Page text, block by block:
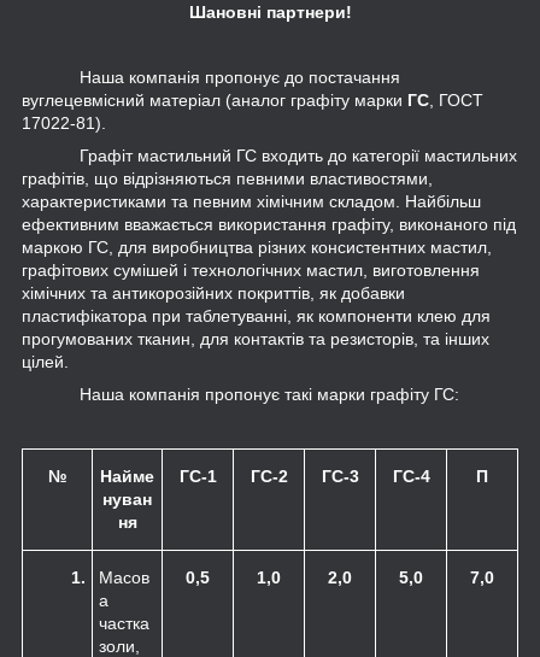
Шановні партнери!
Наша компанія пропонує до постачання
вуглецевмісний матеріал (аналог графіту марки ГС , ГОСТ
17022-81).
Графіт мастильний ГС входить до категорії мастильних
графітів, що відрізняються певними властивостями,
характеристиками та певним хімічним складом. Найбільш
ефективним вважається використання графіту, виконаного під
маркою ГС, для виробництва різних консистентних мастил,
графітових сумішей і технологічних мастил, виготовлення
хімічних та антикорозійних покриттів, як добавки
пластифікатора при таблетуванні, як компоненти клею для
прогумованих тканин, для контактів та резисторів, та інших
цілей.
Наша компанія пропонує такі марки графіту ГС:
№
Найме
нуван
ня
ГС-1 ГС-2 ГС-3 ГС-4 П
1.
Масов
а
частка
золи,
0,5 1,0 2,0 5,0 7,0